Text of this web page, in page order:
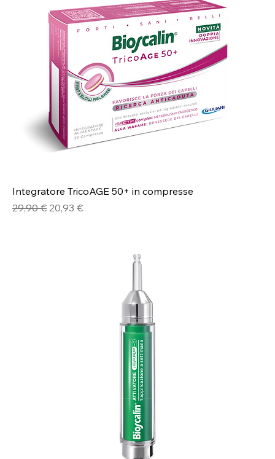
Integratore TricoAGE 50+ in compresse
Prezzo regolare
29,90 € Prezzo scontato
20,93 €